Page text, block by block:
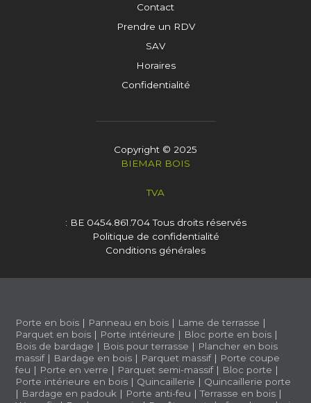
Contact
Prendre un RDV
SAV
Horaires
Confidentialité
Copyright © 2025
BIEMAR BOIS
TVA
: BE 0454.861.704Tous droits réservés
Politique de confidentialité
Conditions générales
Porte en bois | Panneau en bois | Lame de terrasse |
Parquet en bois | Porte intérieure | Bloc porte en bois |
Bois de bardage | Bois pour terrasse | Plancher en bois
massif| Bardage en bois | Parquet massif| Porte coupe
feu | Porte en verre | Parquet semi-massif| Bloc porte |
Porte intérieure en bois | Quincaillerie | Quincaillerie porte
| Bardage en padouk | Porte anti-feu |Terrasse en bois |